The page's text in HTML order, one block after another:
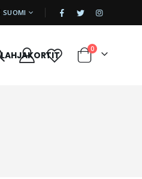
SUOMI |
LAHJAKORTIT Cart
0tuotetta